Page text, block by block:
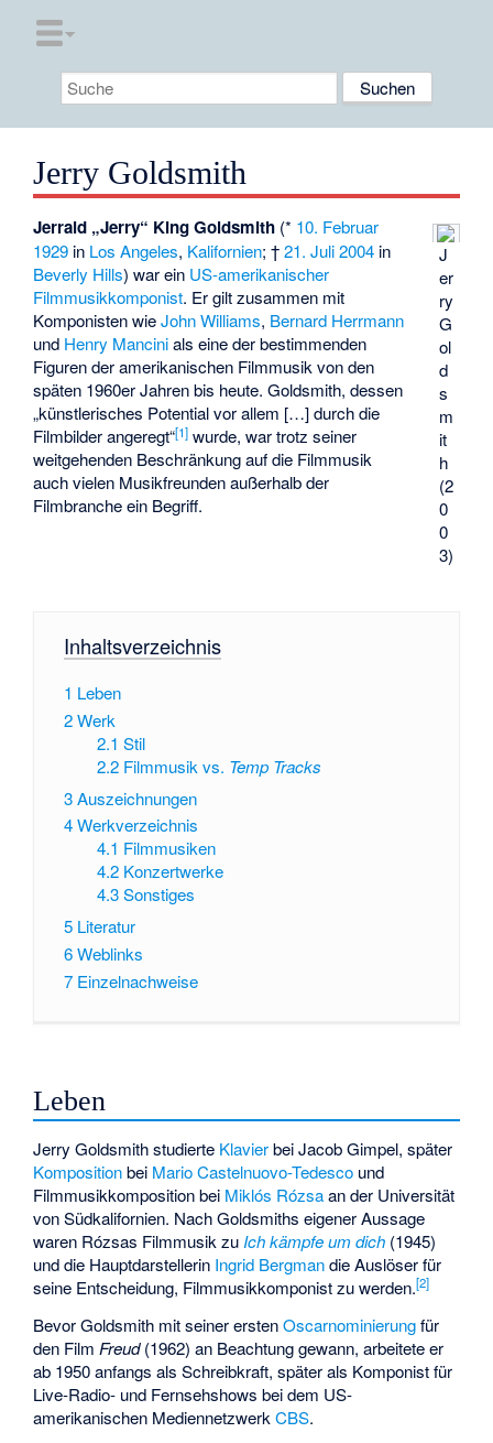
Jerry Goldsmith
J
er
ry
G
ol
d
s
m
it
h
(2
0
0
3)
Jerrald „Jerry“ King Goldsmith (* 10. Februar
1929 in Los Angeles, Kalifornien; †21. Juli 2004 in
Beverly Hills) war ein US-amerikanischer
Filmmusikkomponist. Er gilt zusammen mit
Komponisten wieJohn Williams, Bernard Herrmann
und Henry Mancinials eine der bestimmenden
Figuren der amerikanischen Filmmusik von den
späten 1960er Jahren bis heute. Goldsmith, dessen
„künstlerisches Potential vor allem […] durch die
Filmbilder angeregt“[1] wurde, war trotz seiner
weitgehenden Beschränkung auf die Filmmusik
auch vielen Musikfreunden außerhalb der
Filmbranche ein Begriff.
Inhaltsverzeichnis
1 Leben
2Werk
2.1 Stil
2.2 Filmmusik vs. Temp Tracks
3Auszeichnungen
4Werkverzeichnis
4.1 Filmmusiken
4.2 Konzertwerke
4.3 Sonstiges
5 Literatur
6Weblinks
7 Einzelnachweise
Leben
Jerry Goldsmith studierte KlavierbeiJacob Gimpel, später
Kompositionbei Mario Castelnuovo-Tedesco und
Filmmusikkomposition bei Miklós Rózsaan der Universität
von Südkalifornien. Nach Goldsmiths eigener Aussage
waren Rózsas Filmmusik zu Ich kämpfe um dich (1945)
und die Hauptdarstellerin Ingrid Bergmandie Auslöser für
seine Entscheidung, Filmmusikkomponist zu werden.[2]
Bevor Goldsmith mit seiner erstenOscarnominierungfür
den FilmFreud(1962) an Beachtung gewann, arbeitete er
ab 1950 anfangs als Schreibkraft, später als Komponist für
Live-Radio- und Fernsehshows bei dem US-
amerikanischen MediennetzwerkCBS.